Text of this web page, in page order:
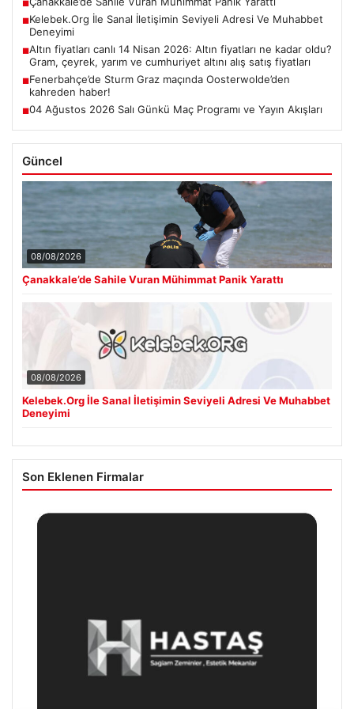
■
■Kelebek.Org İle Sanal İletişimin Seviyeli Adresi Ve Muhabbet
Deneyimi
■Altın fiyatları canlı 14 Nisan 2026: Altın fiyatları ne kadar oldu?
Gram, çeyrek, yarım ve cumhuriyet altını alış satış fiyatları
■Fenerbahçe’de Sturm Graz maçında Oosterwolde’den
kahreden haber!
■04 Ağustos 2026 Salı Günkü Maç Programı ve Yayın Akışları
Güncel
08/08/2026
Çanakkale’de Sahile Vuran Mühimmat Panik Yarattı
08/08/2026
Kelebek.Org İle Sanal İletişimin Seviyeli Adresi Ve Muhabbet
Deneyimi
Son Eklenen Firmalar